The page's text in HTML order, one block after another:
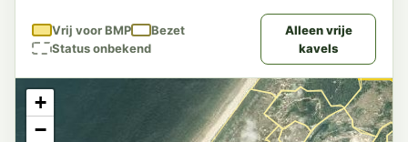
Vrij voor BMP
Bezet
Status onbekend
Alleen vrije
kavels
+
−